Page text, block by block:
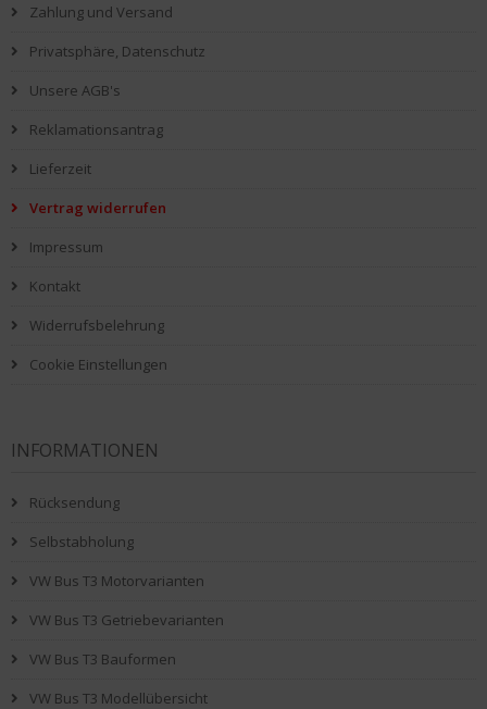
Zahlung und Versand
Privatsphäre, Datenschutz
Unsere AGB's
Reklamationsantrag
Lieferzeit
Vertrag widerrufen
Impressum
Kontakt
Widerrufsbelehrung
Cookie Einstellungen
INFORMATIONEN
Rücksendung
Selbstabholung
VW Bus T3 Motorvarianten
VW Bus T3 Getriebevarianten
VW Bus T3 Bauformen
VW Bus T3 Modellübersicht